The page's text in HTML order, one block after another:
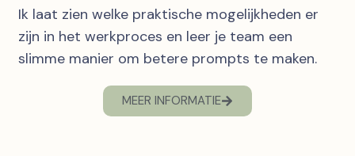
Ik laat zien welke praktische mogelijkheden er
zijn in het werkproces en leer je team een
slimme manier om betere prompts te maken.
MEER INFORMATIE